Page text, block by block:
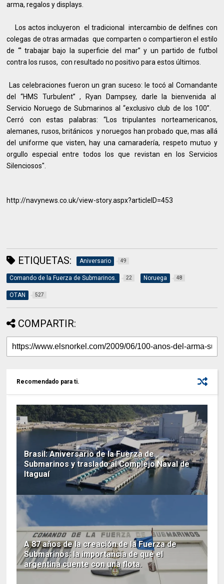
arma, regalos y displays.
Los actos incluyeron el tradicional intercambio de delfines con
colegas de otras armadas que comparten o compartieron el estilo
de “' trabajar bajo la superficie del mar” y un partido de futbol
contra los rusos, con resultado no positivo para estos últimos.
Las celebraciones fueron un gran suceso: le tocó al Comandante
del “HMS Turbulent” , Ryan Dampsey, darle la bienvenida al
Servicio Noruego de Submarinos al “exclusivo club de los 100”.
Cerró con estas palabras: “Los tripulantes norteamericanos,
alemanes, rusos, británicos y noruegos han probado que, mas allá
del uniforme que visten, hay una camaradería, respeto mutuo y
orgullo especial entre todos los que revistan en los Servicios
Silenciosos".
http://navynews.co.uk/view-story.aspx?articleID=453
ETIQUETAS: Aniversario 49
Comando de la Fuerza de Submarinos. 22 Noruega 48
OTAN 527
COMPARTIR:
Recomendado para ti.
Brasil: Aniversario de la Fuerza de
Submarinos y traslado al Complejo Naval de
Itaguaí
A 87 años de la creación de la Fuerza de
Submarinos: la importancia de que el
argentina cuente con una flota.